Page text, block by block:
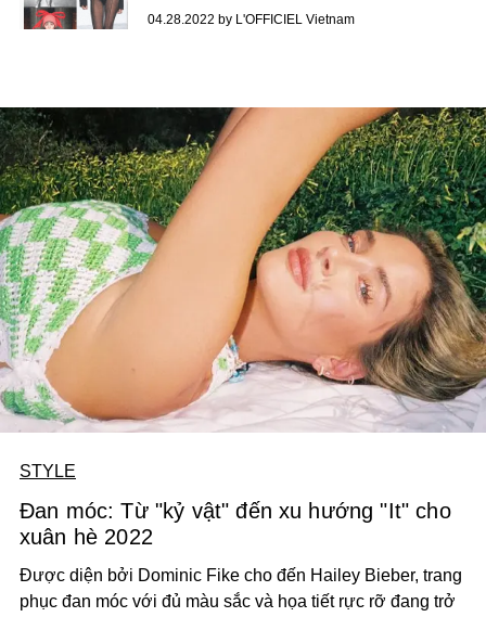
04.28.2022 by L'OFFICIEL Vietnam
STYLE
Đan móc: Từ "kỷ vật" đến xu hướng "It" cho
xuân hè 2022
Được diện bởi Dominic Fike cho đến Hailey Bieber, trang
phục đan móc với đủ màu sắc và họa tiết rực rỡ đang trở